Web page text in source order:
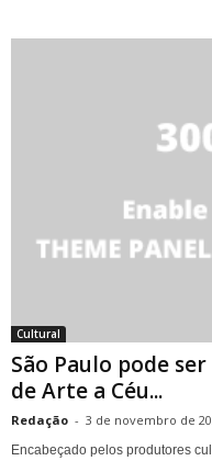
Cultural
São Paulo pode
de Arte a Céu...
Redação - 3 de novembro de
Encabeçado pelos produtores